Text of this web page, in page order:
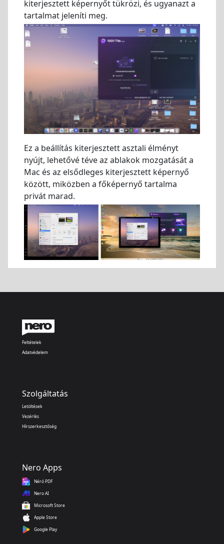
kiterjesztett képernyőt tükrözi, és ugyanazt a
tartalmat jeleníti meg.
Ez a beállítás kiterjesztett asztali élményt
nyújt, lehetővé téve az ablakok mozgatását a
Mac és az elsődleges kiterjesztett képernyő
között, miközben a főképernyő tartalma
privát marad.
Feltételek
Adatvédelem
Szolgáltatás
Letöltések
Vezérlés
Hírszerkesztőség
Nero Apps
Néró PDF
Nero AI
Microsoft Store
Apple Store
Google Play